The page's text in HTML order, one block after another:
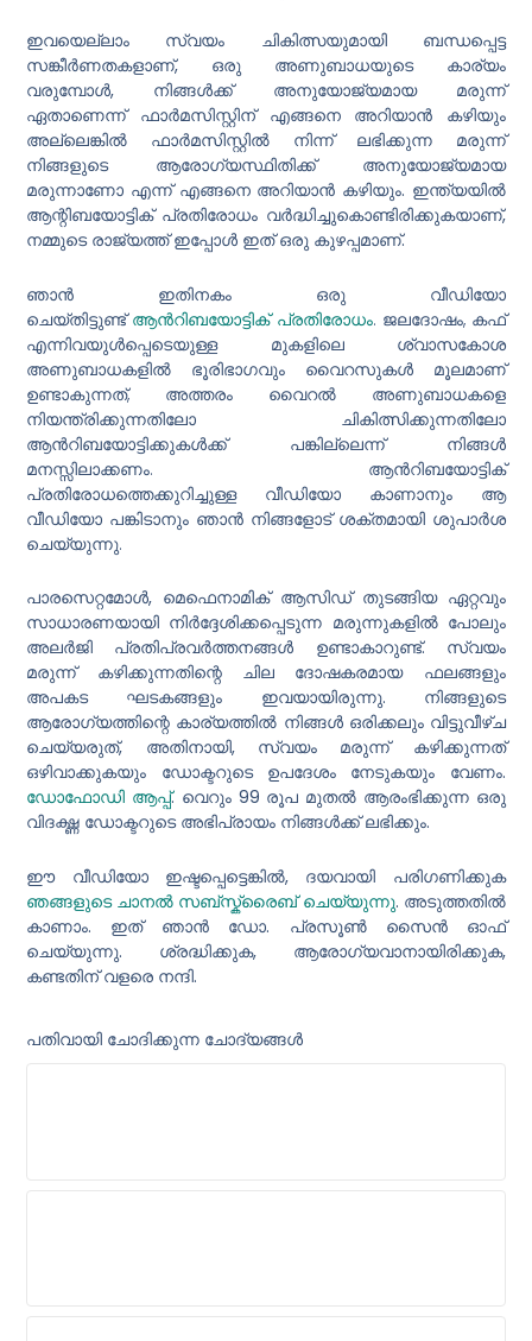
ഇവയെല്ലാം സ്വയം ചികിത്സയുമായി ബന്ധപ്പെട്ട
സങ്കീർണതകളാണ്, ഒരു അണുബാധയുടെ കാര്യം
വരുമ്പോൾ, നിങ്ങൾക്ക് അനുയോജ്യമായ മരുന്ന്
ഏതാണെന്ന് ഫാർമസിസ്റ്റിന് എങ്ങനെ അറിയാൻ കഴിയും
അല്ലെങ്കിൽ ഫാർമസിസ്റ്റിൽ നിന്ന് ലഭിക്കുന്ന മരുന്ന്
നിങ്ങളുടെ ആരോഗ്യസ്ഥിതിക്ക് അനുയോജ്യമായ
മരുന്നാണോ എന്ന് എങ്ങനെ അറിയാൻ കഴിയും. ഇന്ത്യയിൽ
ആന്റിബയോട്ടിക് പ്രതിരോധം വർദ്ധിച്ചുകൊണ്ടിരിക്കുകയാണ്,
നമ്മുടെ രാജ്യത്ത് ഇപ്പോൾ ഇത് ഒരു കുഴപ്പമാണ്.
ഞാൻ ഇതിനകം ഒരു വീഡിയോ
ചെയ്തിട്ടുണ്ട്ആൻറിബയോട്ടിക് പ്രതിരോധം. ജലദോഷം, കഫ്
എന്നിവയുൾപ്പെടെയുള്ള മുകളിലെ ശ്വാസകോശ
അണുബാധകളിൽ ഭൂരിഭാഗവും വൈറസുകൾ മൂലമാണ്
ഉണ്ടാകുന്നത്, അത്തരം വൈറൽ അണുബാധകളെ
നിയന്ത്രിക്കുന്നതിലോ ചികിത്സിക്കുന്നതിലോ
ആൻറിബയോട്ടിക്കുകൾക്ക് പങ്കില്ലെന്ന് നിങ്ങൾ
മനസ്സിലാക്കണം. ആൻറിബയോട്ടിക്
പ്രതിരോധത്തെക്കുറിച്ചുള്ള വീഡിയോ കാണാനും ആ
വീഡിയോ പങ്കിടാനും ഞാൻ നിങ്ങളോട് ശക്തമായി ശുപാർശ
ചെയ്യുന്നു.
പാരസെറ്റമോൾ, മെഫെനാമിക് ആസിഡ് തുടങ്ങിയ ഏറ്റവും
സാധാരണയായി നിർദ്ദേശിക്കപ്പെടുന്ന മരുന്നുകളിൽ പോലും
അലർജി പ്രതിപ്രവർത്തനങ്ങൾ ഉണ്ടാകാറുണ്ട്. സ്വയം
മരുന്ന് കഴിക്കുന്നതിന്റെ ചില ദോഷകരമായ ഫലങ്ങളും
അപകട ഘടകങ്ങളും ഇവയായിരുന്നു. നിങ്ങളുടെ
ആരോഗ്യത്തിന്റെ കാര്യത്തിൽ നിങ്ങൾ ഒരിക്കലും വിട്ടുവീഴ്ച
ചെയ്യരുത്, അതിനായി, സ്വയം മരുന്ന് കഴിക്കുന്നത്
ഒഴിവാക്കുകയും ഡോക്ടറുടെ ഉപദേശം നേടുകയും വേണം.
ഡോഫോഡി ആപ്പ്. വെറും 99 രൂപ മുതൽ ആരംഭിക്കുന്ന ഒരു
വിദഗ്ദ്ധ ഡോക്ടറുടെ അഭിപ്രായം നിങ്ങൾക്ക് ലഭിക്കും.
ഈ വീഡിയോ ഇഷ്ടപ്പെട്ടെങ്കിൽ, ദയവായി പരിഗണിക്കുക
ഞങ്ങളുടെ ചാനൽ സബ്സ്ക്രൈബ് ചെയ്യുന്നു. അടുത്തതിൽ
കാണാം. ഇത് ഞാൻ ഡോ. പ്രസൂൺ സൈൻ ഓഫ്
ചെയ്യുന്നു. ശ്രദ്ധിക്കുക, ആരോഗ്യവാനായിരിക്കുക,
കണ്ടതിന് വളരെ നന്ദി.
പതിവായി ചോദിക്കുന്ന ചോദ്യങ്ങൾ